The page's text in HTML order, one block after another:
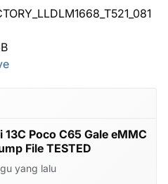
13C Poco C65 Gale eMMC
File TESTED
yang lalu